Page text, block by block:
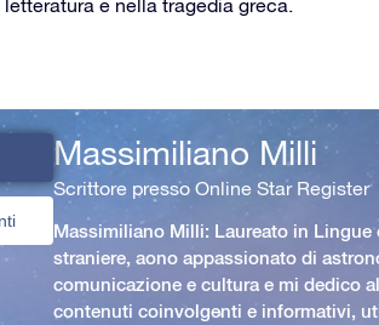
e nella tragedia greca.
Massimiliano Milli
Scrittore presso Online Star Register
Massimiliano Milli: Laureato in Lingue
straniere, aono appassionato di
comunicazione e cultura e mi dedico
contenuti coinvolgenti e informativi,